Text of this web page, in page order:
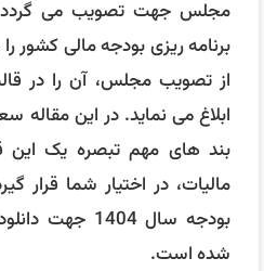
مجلس جهت تصویب می گردد.
برنامه ریزی بودجه مالی کشور
از تصویب مجلس، آن را در
ابلاغ می نماید. در این
بند های مهم تبصره یک این
بودجه سال
شده است.